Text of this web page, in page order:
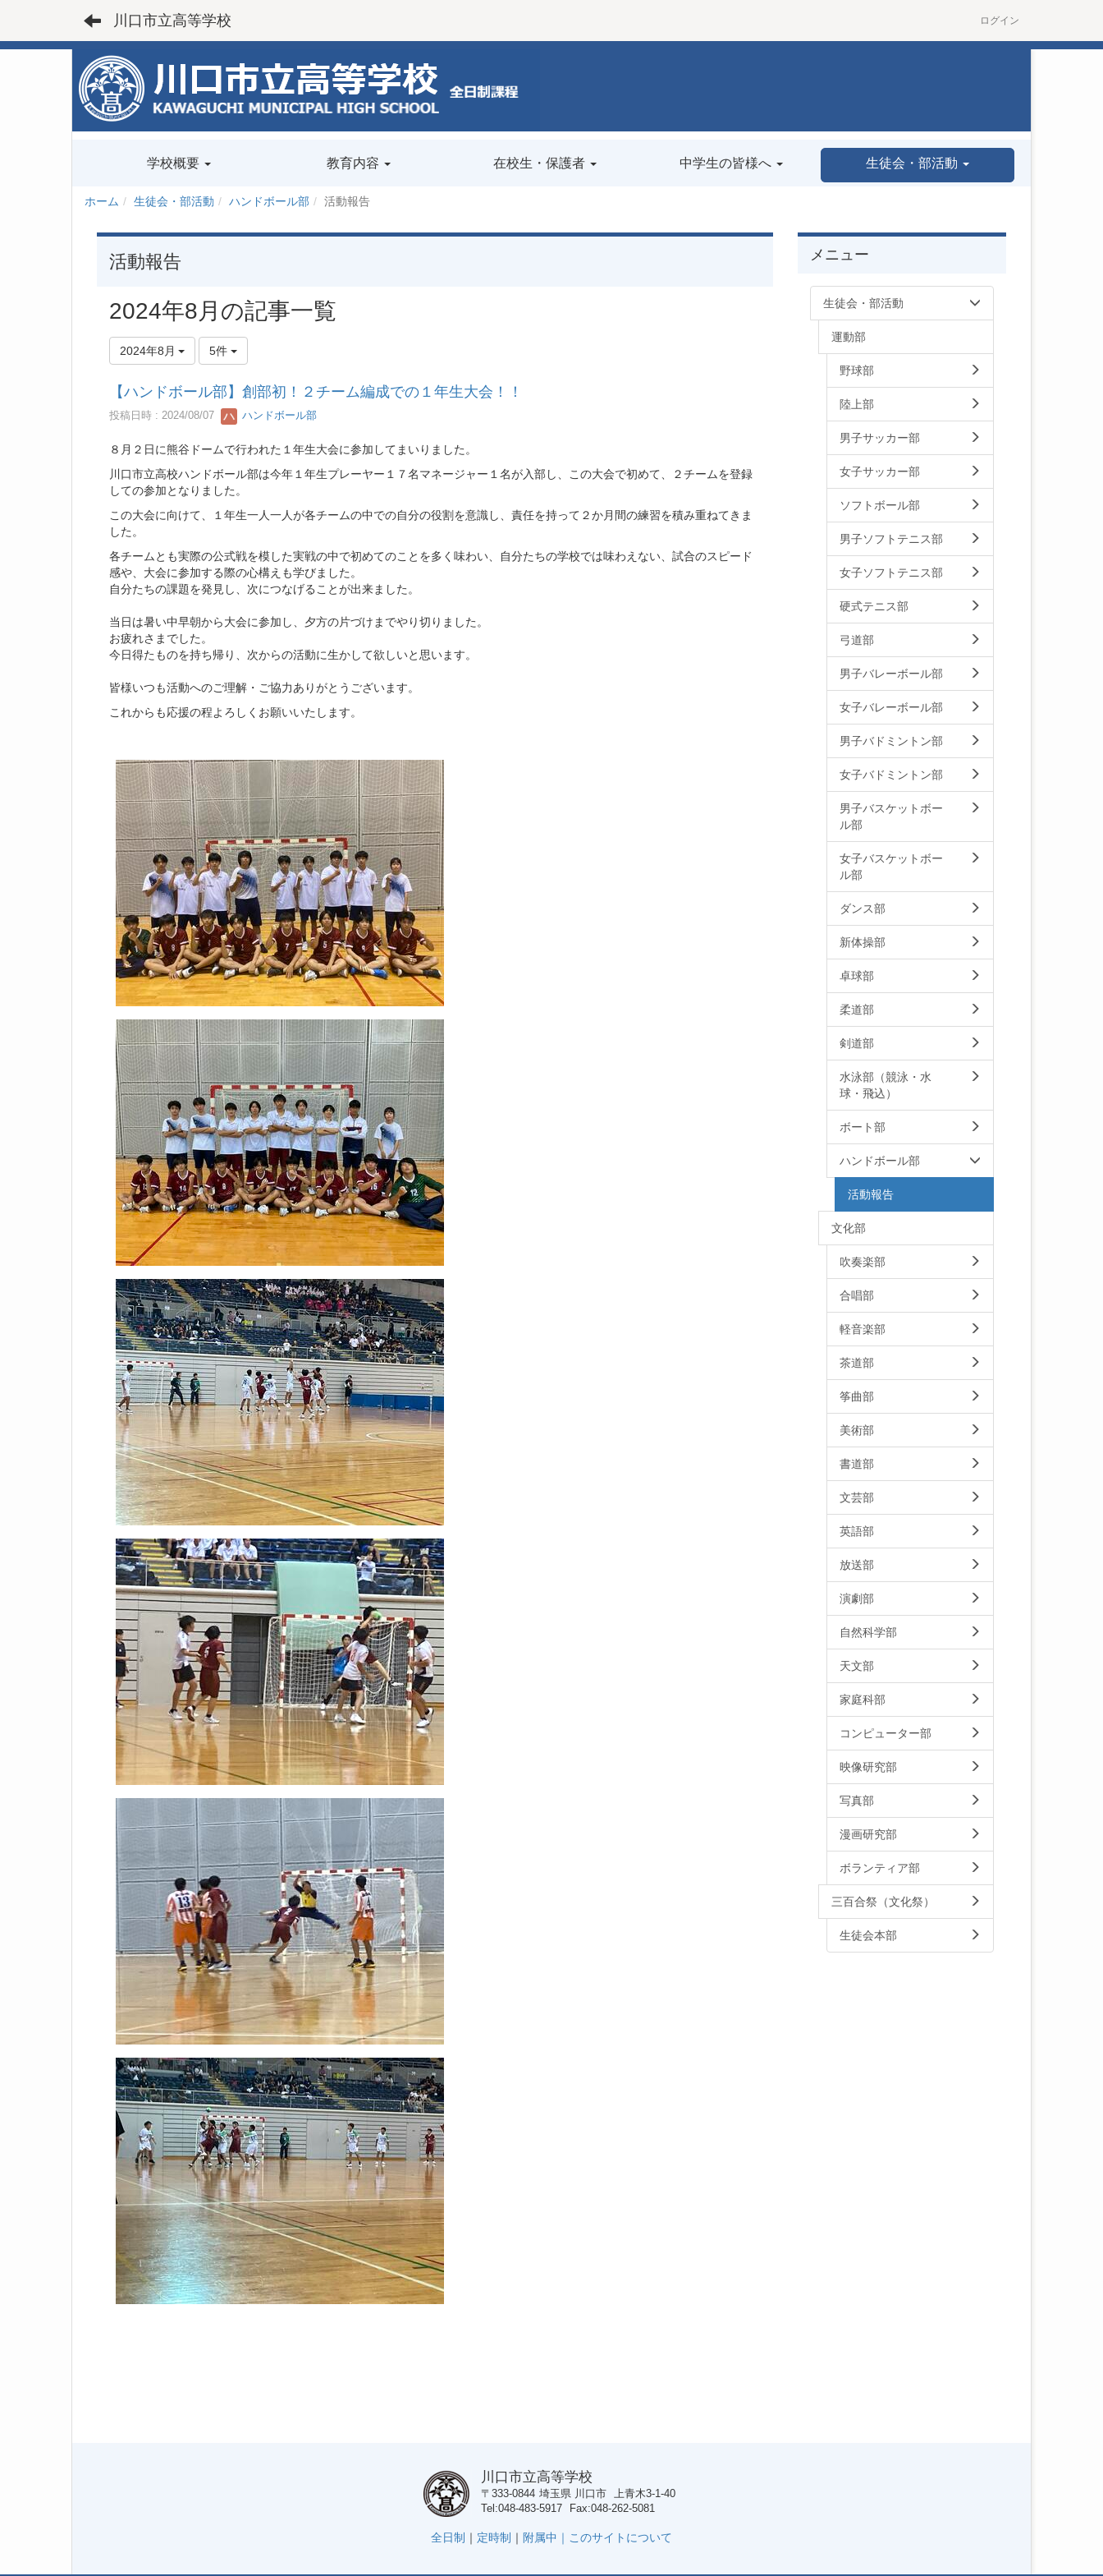
川口市立高等学校 ログイン
学校概要 教育内容 在校生・保護者 中学生の皆様へ 生徒会・部活動
ホーム 生徒会・部活動 ハンドボール部 活動報告
活動報告
2024年8月の記事一覧
2024年8月 5件
【ハンドボール部】創部初！２チーム編成での１年生大会！！
投稿日時 : 2024/08/07 ハンドボール部
８月２日に熊谷ドームで行われた１年生大会に参加してまいりました。
川口市立高校ハンドボール部は今年１年生プレーヤー１７名マネージャー１名が入部し、この大会で初めて、２チームを登録
しての参加となりました。
この大会に向けて、１年生一人一人が各チームの中での自分の役割を意識し、責任を持って２か月間の練習を積み重ねてきま
した。
各チームとも実際の公式戦を模した実戦の中で初めてのことを多く味わい、自分たちの学校では味わえない、試合のスピード
感や、大会に参加する際の心構えも学びました。
自分たちの課題を発見し、次につなげることが出来ました。
当日は暑い中早朝から大会に参加し、夕方の片づけまでやり切りました。
お疲れさまでした。
今日得たものを持ち帰り、次からの活動に生かして欲しいと思います。
皆様いつも活動へのご理解・ご協力ありがとうございます。
これからも応援の程よろしくお願いいたします。
メニュー
生徒会・部活動
運動部
野球部
陸上部
男子サッカー部
女子サッカー部
ソフトボール部
男子ソフトテニス部
女子ソフトテニス部
硬式テニス部
弓道部
男子バレーボール部
女子バレーボール部
男子バドミントン部
女子バドミントン部
男子バスケットボー
ル部
女子バスケットボー
ル部
ダンス部
新体操部
卓球部
柔道部
剣道部
水泳部（競泳・水
球・飛込）
ボート部
ハンドボール部
活動報告
文化部
吹奏楽部
合唱部
軽音楽部
茶道部
筝曲部
美術部
書道部
文芸部
英語部
放送部
演劇部
自然科学部
天文部
家庭科部
コンピューター部
映像研究部
写真部
漫画研究部
ボランティア部
三百合祭（文化祭）
生徒会本部
川口市立高等学校
〒333-0844 埼玉県 川口市 上青木3-1-40
Tel 048-483-5917 Fax 048-262-5081
全日制 ｜ 定時制 ｜ 附属中｜ このサイトについて